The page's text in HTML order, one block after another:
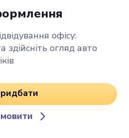
офісу:
здійсніть огляд авто